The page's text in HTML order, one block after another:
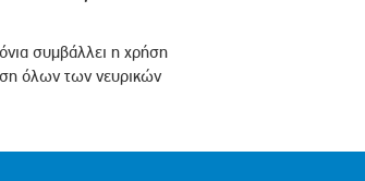
συμβάλλει η χρήση
όλων των νευρικών